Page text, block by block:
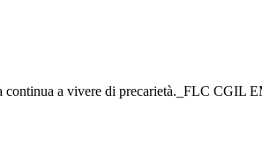
continua a vivere di precarietà._FLC